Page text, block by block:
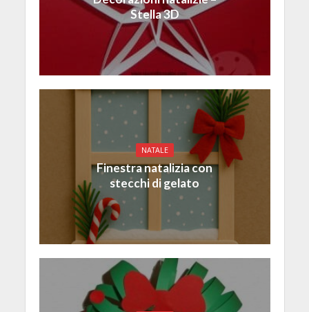
Stella 3D
NATALE
Finestra natalizia con
stecchi di gelato